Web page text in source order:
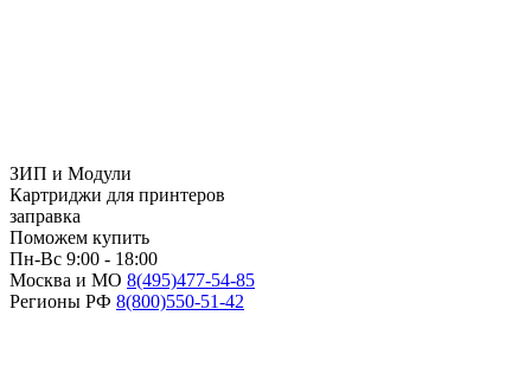
ЗИП и Модули
Картриджи для принтеров
заправка
Поможем купить
Пн-Вс 9:00 - 18:00
Москва и МО 8(495)477-54-85
Регионы РФ 8(800)550-51-42